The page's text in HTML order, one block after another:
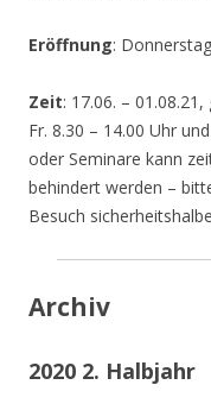
Eröffnung:
Zeit: 17.06. –
Fr. 8.30 – 14.00 Uhr
oder Seminare kann
behindert werden –
Besuch
Archiv
2020 2. Halbjahr